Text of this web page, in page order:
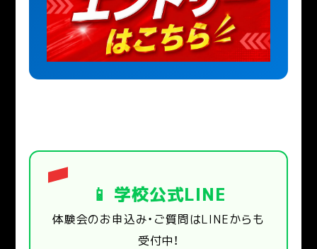
📱 学校公式LINE
体験会のお申込み・ご質問はLINEからも
受付中！